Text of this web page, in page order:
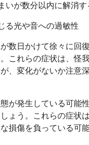
いが数分以内に解消す
る光や音への過敏性
数日かけて徐々に回
これらの症状は、怪
、変化がないか注意
が発生している可能
ょう。これらの症状
損傷を負っている可